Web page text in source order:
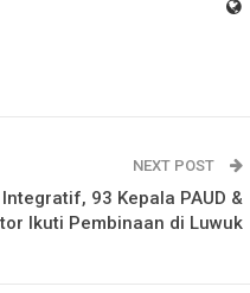
NEXT POST
93 Kepala PAUD &
Ikuti Pembinaan di Luwuk